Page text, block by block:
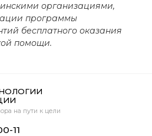
организациями,
программы
бесплатного оказания
помощи.
на пути к цели
11